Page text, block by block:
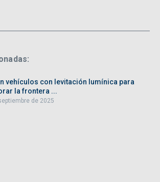
vehículos con levitación lumínica para
la frontera ...
de 2025